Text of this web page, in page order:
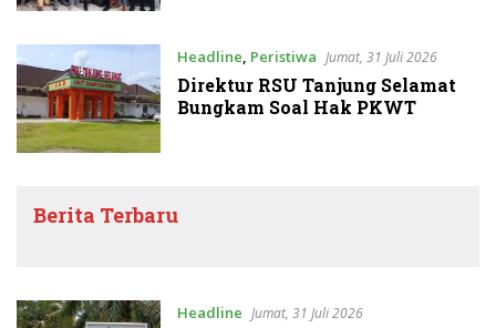
Headline, Peristiwa Jumat, 31 Juli 2026
Direktur RSU Tanjung Selamat
Bungkam Soal Hak PKWT
Berita Terbaru
Headline Jumat, 31 Juli 2026